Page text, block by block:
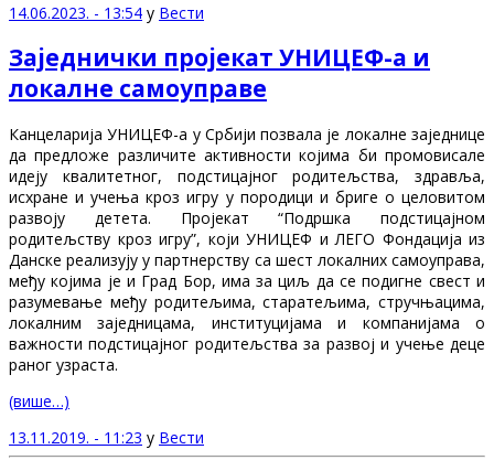
14.06.2023. - 13:54 у Вести
Заједнички пројекат УНИЦЕФ-а и
локалне самоуправе
Канцеларија УНИЦЕФ-а у Србији позвала је локалне заједнице
да предложе различите активности којима би промовисале
идеју квалитетног, подстицајног родитељства, здравља,
исхране и учења кроз игру у породици и бриге о целовитом
развоју детета. Пројекат “Подршка подстицајном
родитељству кроз игру”, који УНИЦЕФ и ЛЕГО Фондација из
Данске реализују у партнерству са шест локалних самоуправа,
међу којима je и Град Бор, има за циљ да се подигне свест и
разумевање међу родитељима, старатељима, стручњацима,
локалним заједницама, институцијама и компанијама о
важности подстицајног родитељства за развој и учење деце
раног узраста.
(више…)
13.11.2019. - 11:23 у Вести